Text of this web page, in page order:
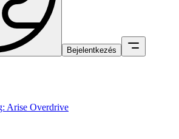
Bejelentkezés
Arise Overdrive